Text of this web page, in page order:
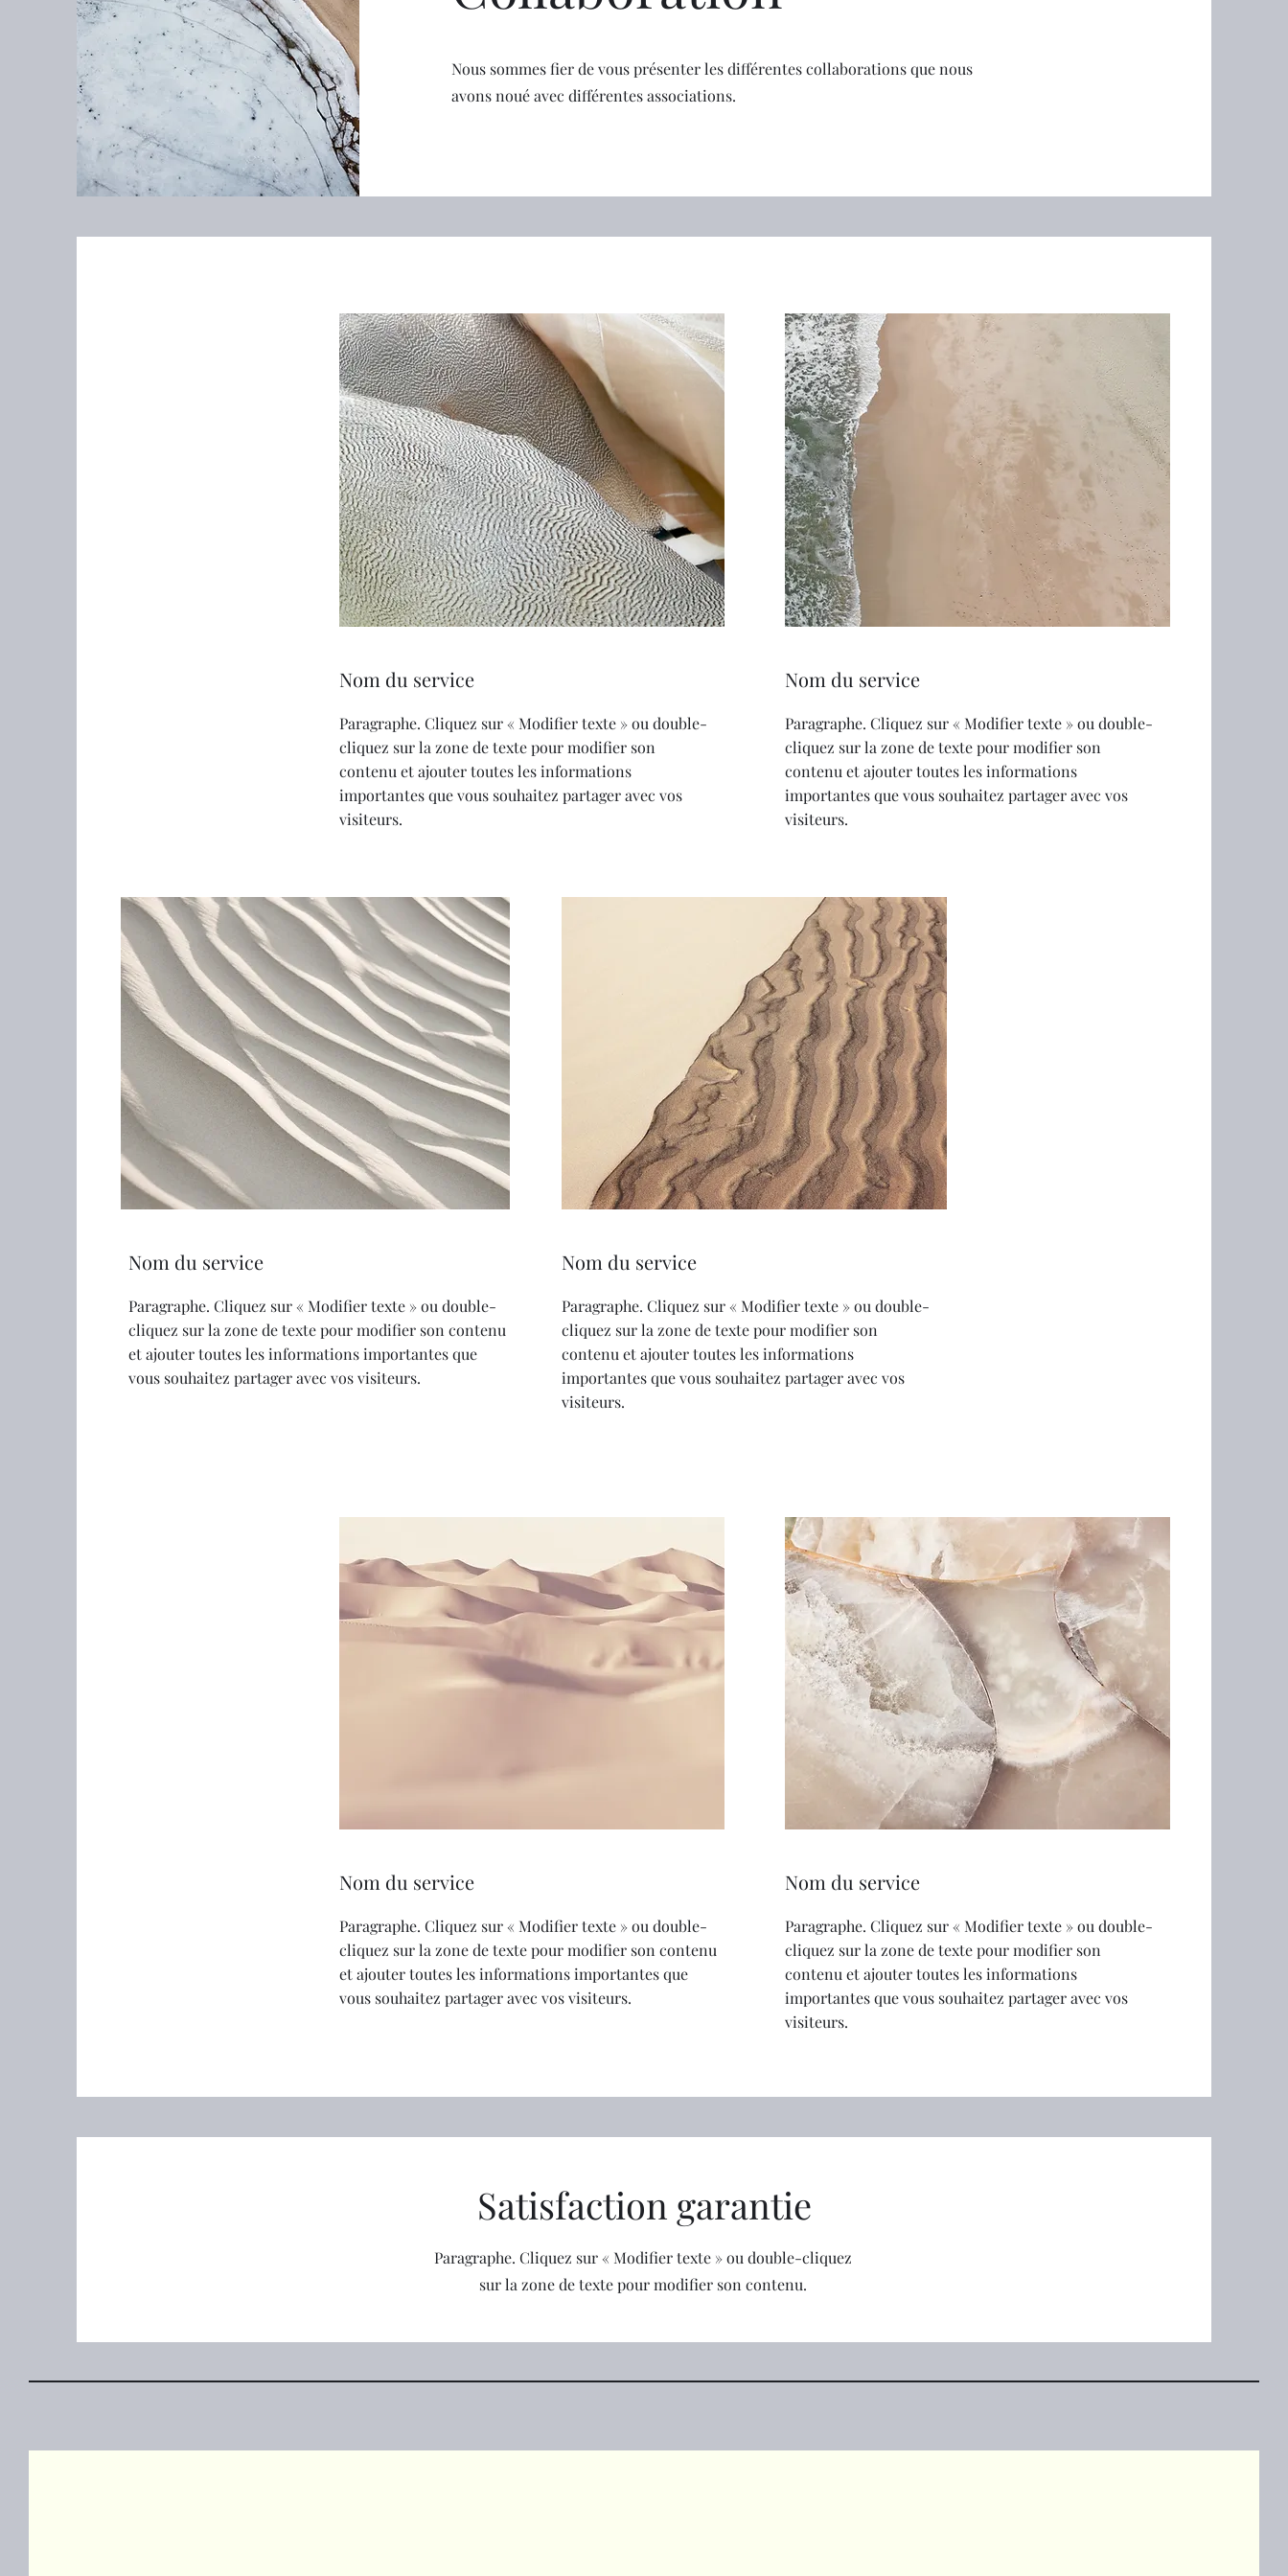
Nous sommes fier de vous présenter les différentes collaborations que nous
avons noué avec différentes associations.
Nom du service
Paragraphe. Cliquez sur « Modifier texte » ou double-
cliquez sur la zone de texte pour modifier son
contenu et ajouter toutes les informations
importantes que vous souhaitez partager avec vos
visiteurs.
Nom du service
Paragraphe. Cliquez sur « Modifier texte » ou double-
cliquez sur la zone de texte pour modifier son
contenu et ajouter toutes les informations
importantes que vous souhaitez partager avec vos
visiteurs.
Nom du service
Paragraphe. Cliquez sur « Modifier texte » ou double-
cliquez sur la zone de texte pour modifier son contenu
et ajouter toutes les informations importantes que
vous souhaitez partager avec vos visiteurs.
Nom du service
Paragraphe. Cliquez sur « Modifier texte » ou double-
cliquez sur la zone de texte pour modifier son
contenu et ajouter toutes les informations
importantes que vous souhaitez partager avec vos
visiteurs.
Nom du service
Paragraphe. Cliquez sur « Modifier texte » ou double-
cliquez sur la zone de texte pour modifier son contenu
et ajouter toutes les informations importantes que
vous souhaitez partager avec vos visiteurs.
Nom du service
Paragraphe. Cliquez sur « Modifier texte » ou double-
cliquez sur la zone de texte pour modifier son
contenu et ajouter toutes les informations
importantes que vous souhaitez partager avec vos
visiteurs.
Satisfaction garantie
Paragraphe. Cliquez sur « Modifier texte » ou double-cliquez
sur la zone de texte pour modifier son contenu.